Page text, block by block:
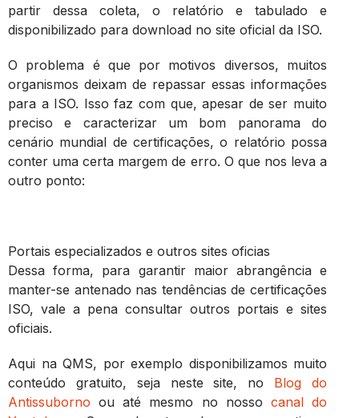
partir dessa coleta, o relatório e tabulado e
disponibilizado para download no site oficial da ISO.
O problema é que por motivos diversos, muitos
organismos deixam de repassar essas informações
para a ISO. Isso faz com que, apesar de ser muito
preciso e caracterizar um bom panorama do
cenário mundial de certificações, o relatório possa
conter uma certa margem de erro. O que nos leva a
outro ponto:
Portais especializados e outros sites oficias
Dessa forma, para garantir maior abrangência e
manter-se antenado nas tendências de certificações
ISO, vale a pena consultar outros portais e sites
oficiais.
Aqui na QMS, por exemplo disponibilizamos muito
conteúdo gratuito, seja neste site, no Blog do
Antissuborno ou até mesmo no nosso canal do